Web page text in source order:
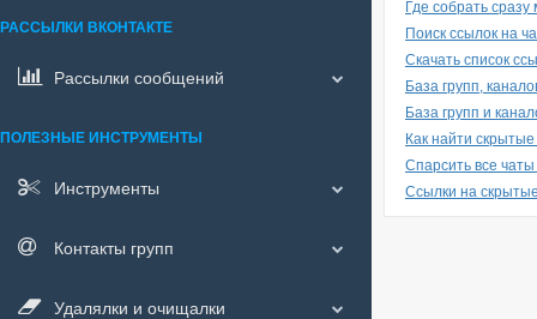
Где собрать
Поиск ссылок на
Скачать список
База групп,
База групп и
Как найти
Спарсить все
Ссылки на
РАССЫЛКИ ВКОНТАКТЕ
Рассылки сообщений
ПОЛЕЗНЫЕ ИНСТРУМЕНТЫ
Инструменты
Контакты групп
Удалялки и очищалки